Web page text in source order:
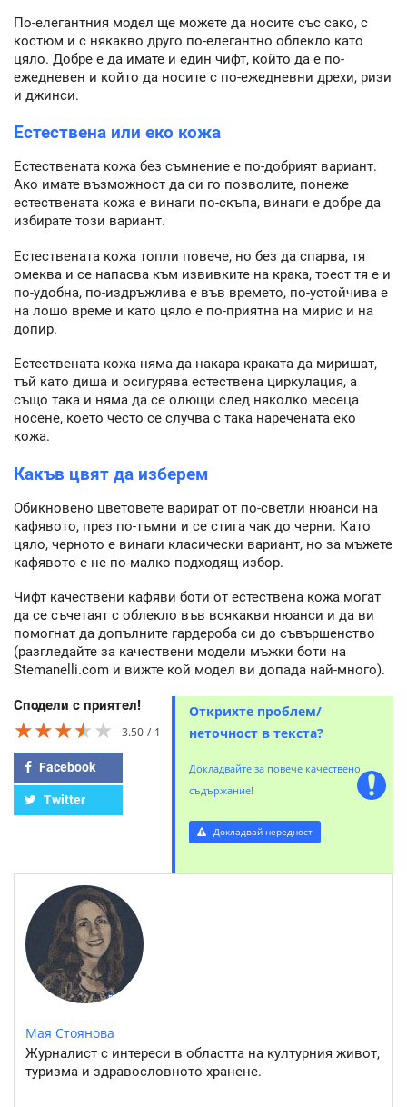
По-елегантния модел ще можете да носите със сако, с
костюм и с някакво друго по-елегантно облекло като
цяло. Добре е да имате и един чифт, който да е по-
ежедневен и който да носите с по-ежедневни дрехи, ризи
и джинси.
Естествена или еко кожа
Естествената кожа без съмнение е по-добрият вариант.
Ако имате възможност да си го позволите, понеже
естествената кожа е винаги по-скъпа, винаги е добре да
избирате този вариант.
Естествената кожа топли повече, но без да спарва, тя
омеква и се напасва към извивките на крака, тоест тя е и
по-удобна, по-издръжлива е във времето, по-устойчива е
на лошо време и като цяло е по-приятна на мирис и на
допир.
Естествената кожа няма да накара краката да миришат,
тъй като диша и осигурява естествена циркулация, а
също така и няма да се олющи след няколко месеца
носене, което често се случва с така наречената еко
кожа.
Какъв цвят да изберем
Обикновено цветовете варират от по-светли нюанси на
кафявото, през по-тъмни и се стига чак до черни. Като
цяло, черното е винаги класически вариант, но за мъжете
кафявото е не по-малко подходящ избор.
Чифт качествени кафяви боти от естествена кожа могат
да се съчетаят с облекло във всякакви нюанси и да ви
помогнат да допълните гардероба си до съвършенство
(разгледайте за качествени модели мъжки боти на
Stemanelli.com и вижте кой модел ви допада най-много).
Сподели с приятел!
★★★★★
★★★★★
★★★★★ 3.50 1
Facebook
Twitter
Открихте проблем/
неточност в текста?
Докладвайте за повече качествено
съдържание!
Докладвай нередност
Мая Стоянова
Журналист с интереси в областта на културния живот,
туризма и здравословното хранене.